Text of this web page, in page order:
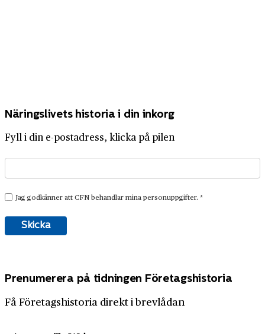
Näringslivets historia i din inkorg
Fyll i din e-postadress, klicka på pilen
Prenumerera på tidningen Företagshistoria
Få Företagshistoria direkt i brevlådan